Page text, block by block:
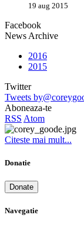
19 aug 2015
Facebook
News Archive
2016
2015
Twitter
Tweets
Aboneaza-te
RSS Atom
Citeste mai mult...
Donatie
Donate
Navegatie